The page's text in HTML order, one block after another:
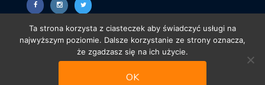
Ta strona korzysta z ciasteczek aby świadczyć usługi na
najwyższym poziomie. Dalsze korzystanie ze strony oznacza,
że zgadzasz się na ich użycie.
OK